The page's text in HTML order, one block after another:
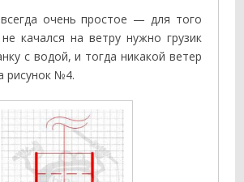
очень простое — для того
качался на ветру нужно грузик
с водой, и тогда никакой ветер
рисунок №4.